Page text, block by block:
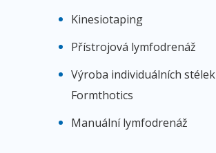
Kinesiotaping
Přístrojová lymfodrenáž
Výroba individuálních stélek
Formthotics
Manuální lymfodrenáž